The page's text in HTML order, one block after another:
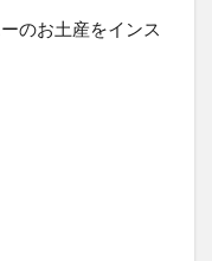
のお土産をインス